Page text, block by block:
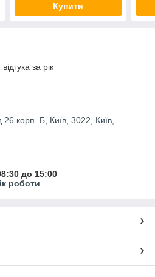
Купити
за рік
корп. Б, Київ, 3022, Київ,
до 15:00
роботи